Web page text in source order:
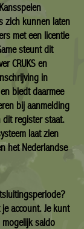
zich kunnen laten
met een licentie
steunt dit
CRUKS en
in
biedt daarmee
bij aanmelding
register staat.
laat zien
het Nederlandse
account. Je kunt
saldo